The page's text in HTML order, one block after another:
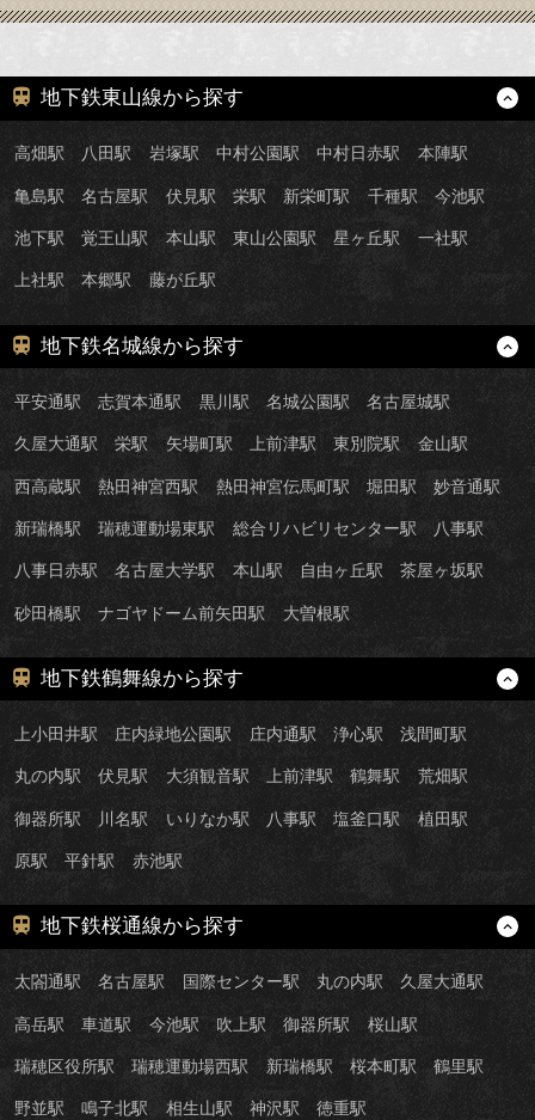
地下鉄東山線から探す
高畑駅 八田駅 岩塚駅 中村公園駅 中村日赤駅 本陣駅
亀島駅 名古屋駅 伏見駅 栄駅 新栄町駅 千種駅 今池駅
池下駅 覚王山駅 本山駅 東山公園駅 星ヶ丘駅 一社駅
上社駅 本郷駅 藤が丘駅
地下鉄名城線から探す
平安通駅 志賀本通駅 黒川駅 名城公園駅 名古屋城駅
久屋大通駅 栄駅 矢場町駅 上前津駅 東別院駅 金山駅
西高蔵駅 熱田神宮西駅 熱田神宮伝馬町駅 堀田駅 妙音通駅
新瑞橋駅 瑞穂運動場東駅 総合リハビリセンター駅 八事駅
八事日赤駅 名古屋大学駅 本山駅 自由ヶ丘駅 茶屋ヶ坂駅
砂田橋駅 ナゴヤドーム前矢田駅 大曽根駅
地下鉄鶴舞線から探す
上小田井駅 庄内緑地公園駅 庄内通駅 浄心駅 浅間町駅
丸の内駅 伏見駅 大須観音駅 上前津駅 鶴舞駅 荒畑駅
御器所駅 川名駅 いりなか駅 八事駅 塩釜口駅 植田駅
原駅 平針駅 赤池駅
地下鉄桜通線から探す
太閤通駅 名古屋駅 国際センター駅 丸の内駅 久屋大通駅
高岳駅 車道駅 今池駅 吹上駅 御器所駅 桜山駅
瑞穂区役所駅 瑞穂運動場西駅 新瑞橋駅 桜本町駅 鶴里駅
野並駅 鳴子北駅 相生山駅 神沢駅 徳重駅